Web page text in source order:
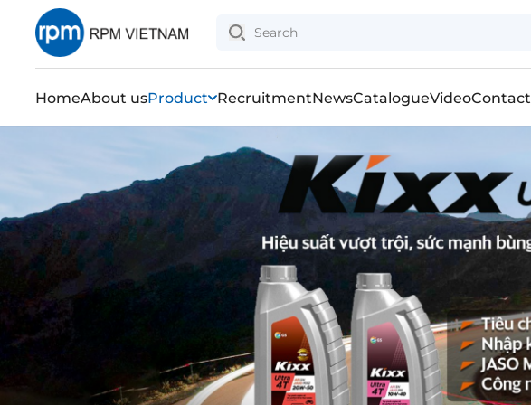
HomeAbout usProduct RecruitmentNewsCatalogueVideoContact